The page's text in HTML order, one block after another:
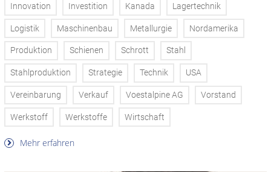
Innovation Investition Kanada Lagertechnik
Logistik Maschinenbau Metallurgie Nordamerika
Produktion Schienen Schrott Stahl
Stahlproduktion Strategie Technik USA
Vereinbarung Verkauf Voestalpine AG Vorstand
Werkstoff Werkstoffe Wirtschaft
Mehr erfahren